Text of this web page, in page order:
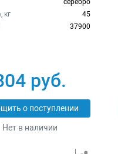
серебро
кг
45
37900
руб.
о поступлении
Нет в наличии